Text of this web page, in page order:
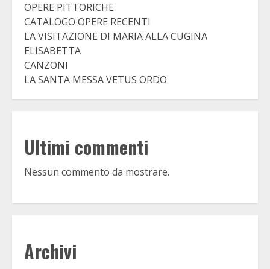
OPERE PITTORICHE
CATALOGO OPERE RECENTI
LA VISITAZIONE DI MARIA ALLA CUGINA
ELISABETTA
CANZONI
LA SANTA MESSA VETUS ORDO
Ultimi commenti
Nessun commento da mostrare.
Archivi